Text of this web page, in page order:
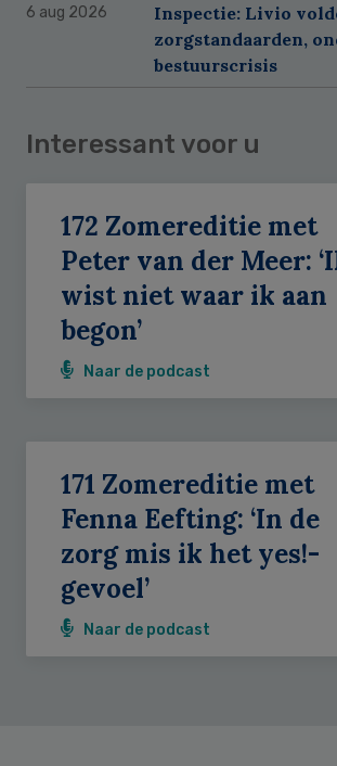
6 aug 2026
Inspectie: Livio
zorgstandaarden,
bestuurscrisis
Interessant voor u
172 Zomereditie met
Peter van der Meer:
wist niet waar ik aan
begon’
Naar de podcast
171 Zomereditie met
Fenna Eefting: ‘In de
zorg mis ik het yes!-
gevoel’
Naar de podcast